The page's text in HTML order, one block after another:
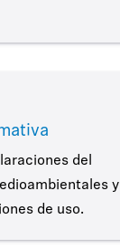
del
y
de uso.